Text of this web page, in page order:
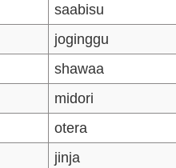
saabisu
joginggu
shawaa
midori
otera
jinja